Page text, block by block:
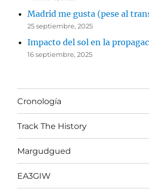
Madrid me gusta (pese al
25 septiembre, 2025
Impacto del sol en la
16 septiembre, 2025
Cronología
Track The History
Margudgued
EA3GIW